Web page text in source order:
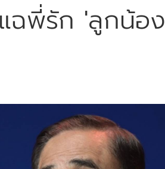
ฉพี่รัก 'ลูกน้อง